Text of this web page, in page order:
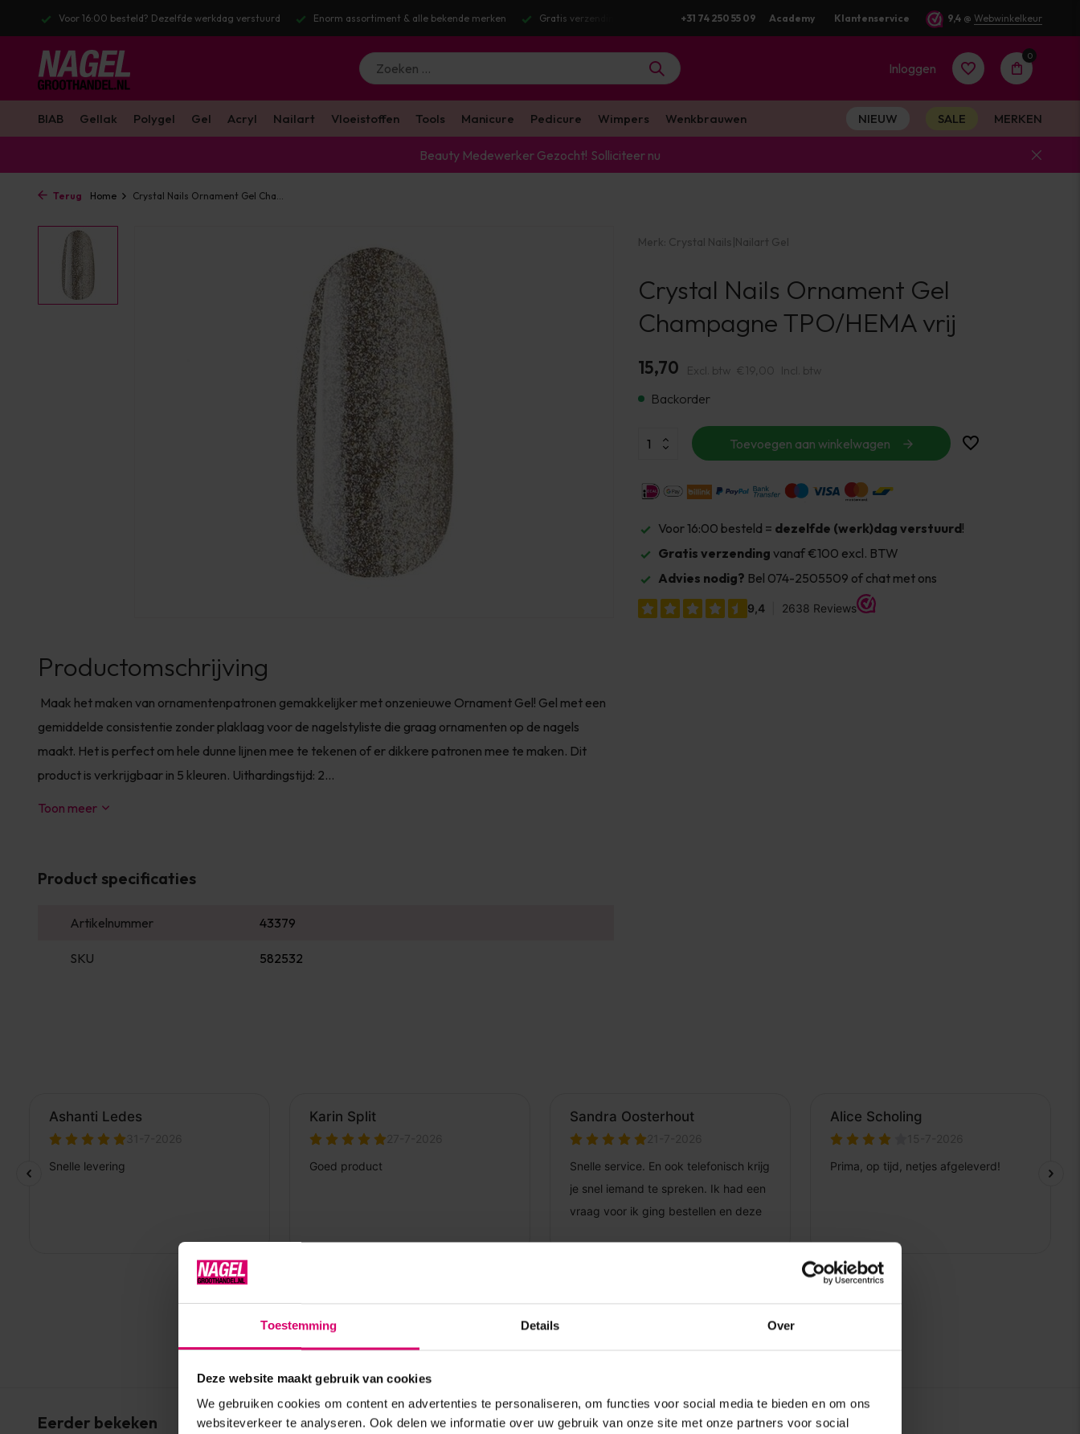
Toestemming Details Over
Deze website maakt gebruik van cookies
We gebruiken cookies om content en advertenties te personaliseren, om functies voor social media te bieden en om ons
websiteverkeer te analyseren. Ook delen we informatie over uw gebruik van onze site met onze partners voor social
Enorm assortiment & alle bekende merken Gratis verzending v.a. €100 excl. BTW Voor 16:00 besteld? Dezelfde werkdag verstuurd+31 74 250 55 09 Academy Klantenservice 9,4 @ Webwinkelkeur
Inloggen
Account
aanmaken
0
BIAB Gellak Polygel Gel Acryl Nailart Vloeistoffen Tools Manicure Pedicure Wimpers Wenkbrauwen NIEUW SALE MERKEN
Beauty Medewerker Gezocht! Solliciteer nu
Terug Home Crystal Nails Ornament Gel Cha...
Productomschrijving
Maak het maken van ornamentenpatronen gemakkelijker met onzenieuwe Ornament Gel! Gel met een
gemiddelde consistentie zonder plaklaag voor de nagelstyliste die graag ornamenten op de nagels
maakt. Het is perfect om hele dunne lijnen mee te tekenen of er dikkere patronen mee te maken. Dit
product is verkrijgbaar in 5 kleuren. Uithardingstijd: 2...
Toon meer
Product specificaties
Artikelnummer 43379
SKU 582532
Merk: Crystal Nails|Nailart Gel
Crystal Nails Ornament Gel
Champagne TPO/HEMA vrij
15,70 Excl. btw €19,00 Incl. btw
Backorder
Toevoegen aan winkelwagen
Voor 16:00 besteld = dezelfde (werk)dag verstuurd!
Gratis verzending vanaf €100 excl. BTW
Advies nodig? Bel 074-2505509 of chat met ons
Eerder bekeken